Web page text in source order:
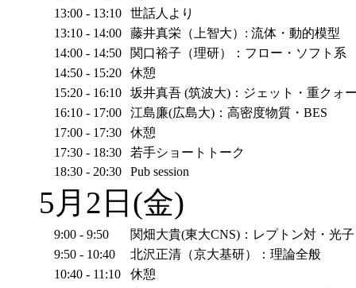
13:00 - 13:10
世話人より
13:10 - 14:00
藤井真栄（上智大）: 流体・動的模型
14:00 - 14:50
関口裕子（理研）：フロー・ソフト系
14:50 - 15:20
休憩
15:20 - 16:10
坂井真吾 (筑波大)：ジェット・重クォ
16:10 - 17:00
江島廉(広島大)：高密度物質・BES
17:00 - 17:30
休憩
17:30 - 18:30
若手ショートトーク
18:30 - 20:30
Pub session
5月2日(金)
9:00 - 9:50
関畑大貴(東大CNS)：レプトン対・光子
9:50 - 10:40
北沢正清（京大基研）：理論全般
10:40 - 11:10
休憩